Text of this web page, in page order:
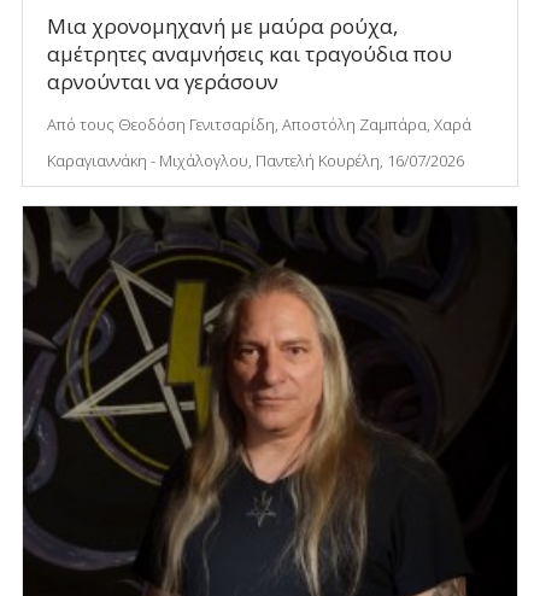
Μια χρονομηχανή με μαύρα ρούχα,
αμέτρητες αναμνήσεις και τραγούδια που
αρνούνται να γεράσουν
Από τους Θεοδόση Γενιτσαρίδη, Αποστόλη Ζαμπάρα, Χαρά
Καραγιαννάκη - Μιχάλογλου, Παντελή Κουρέλη, 16/07/2026